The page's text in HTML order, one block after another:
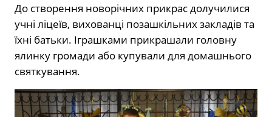
До створення новорічних прикрас долучилися
учні ліцеїв, вихованці позашкільних закладів та
їхні батьки. Іграшками прикрашали головну
ялинку громади або купували для домашнього
святкування.